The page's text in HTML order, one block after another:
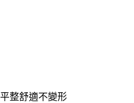
整舒適不變形